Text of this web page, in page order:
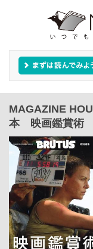
MAGAZINE
本 映画鑑賞術